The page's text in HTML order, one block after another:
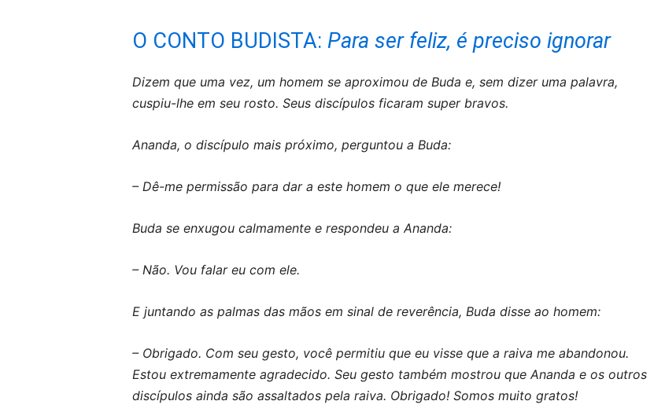
O CONTO BUDISTA: Para ser feliz, é preciso ignorar
Dizem que uma vez, um homem se aproximou de Buda e, sem dizer uma palavra,
cuspiu-lhe em seu rosto. Seus discípulos ficaram super bravos.
Ananda, o discípulo mais próximo, perguntou a Buda:
– Dê-me permissão para dar a este homem o que ele merece!
Buda se enxugou calmamente e respondeu a Ananda:
– Não. Vou falar eu com ele.
E juntando as palmas das mãos em sinal de reverência, Buda disse ao homem:
– Obrigado. Com seu gesto, você permitiu que eu visse que a raiva me abandonou.
Estou extremamente agradecido. Seu gesto também mostrou que Ananda e os outros
discípulos ainda são assaltados pela raiva. Obrigado! Somos muito gratos!